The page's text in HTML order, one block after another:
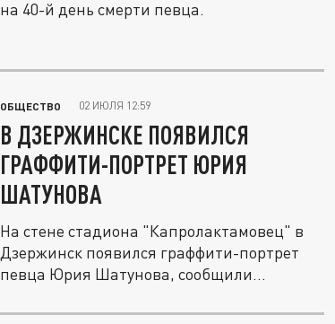
на 40-й день смерти певца.
ОБЩЕСТВО 02 ИЮЛЯ 12:59
В ДЗЕРЖИНСКЕ ПОЯВИЛСЯ
ГРАФФИТИ-ПОРТРЕТ ЮРИЯ
ШАТУНОВА
На стене стадиона "Капролактамовец" в
Дзержинск появился граффити-портрет
певца Юрия Шатунова, сообщили...